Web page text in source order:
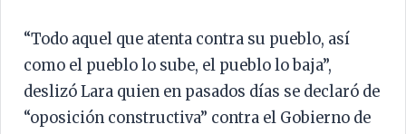
“Todo aquel que atenta contra su pueblo, así
como el pueblo lo sube, el pueblo lo baja”,
deslizó Lara quien en pasados días se declaró de
“oposición constructiva” contra el Gobierno de